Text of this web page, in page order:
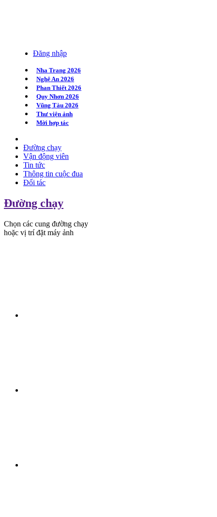
Đăng nhập
Nha Trang 2026
Nghệ An 2026
Phan Thiết 2026
Quy Nhơn 2026
Vũng Tàu 2026
Thư viện ảnh
Mời hợp tác
Đường chạy
Vận động viên
Tin tức
Thông tin cuộc đua
Đối tác
Đường chạy
Chọn các cung đường chạy
hoặc vị trí đặt máy ảnh